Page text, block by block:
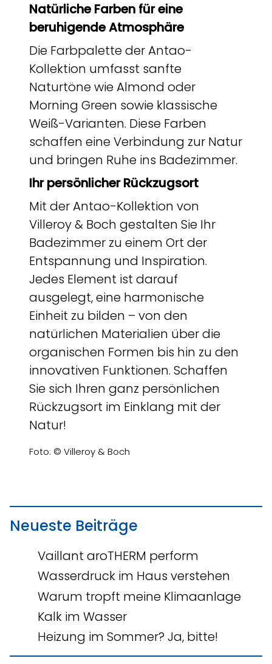
Natürliche Farben für eine
beruhigende Atmosphäre
Die Farbpalette der Antao-
Kollektion umfasst sanfte
Naturtöne wie Almond oder
Morning Green sowie klassische
Weiß-Varianten. Diese Farben
schaffen eine Verbindung zur Natur
und bringen Ruhe ins Badezimmer.
Ihr persönlicher Rückzugsort
Mit der Antao-Kollektion von
Villeroy & Boch gestalten Sie Ihr
Badezimmer zu einem Ort der
Entspannung und Inspiration.
Jedes Element ist darauf
ausgelegt, eine harmonische
Einheit zu bilden – von den
natürlichen Materialien über die
organischen Formen bis hin zu den
innovativen Funktionen. Schaffen
Sie sich Ihren ganz persönlichen
Rückzugsort im Einklang mit der
Natur!
Foto: © Villeroy & Boch
Neueste Beiträge
Vaillant aroTHERM perform
Wasserdruck im Haus verstehen
Warum tropft meine Klimaanlage
Kalk im Wasser
Heizung im Sommer? Ja, bitte!